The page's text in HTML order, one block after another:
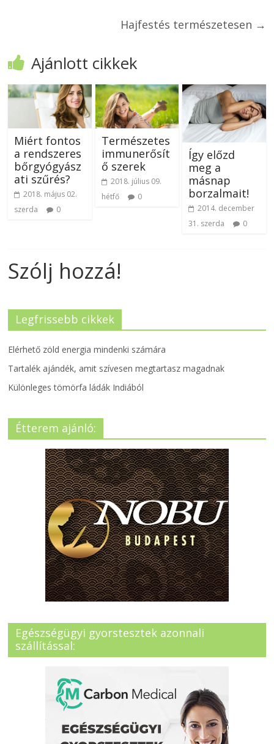
Hajfestés természetesen →
Ajánlott cikkek
Miért fontos
a rendszeres
bőrgyógyász
ati szűrés?
2018. május 02.
szerda
0
Természetes
immunerősít
ő szerek
2018. július 09.
hétfő
0
Így előzd
meg a
másnap
borzalmait!
2014. december
31. szerda
0
Szólj hozzá!
Legfrissebb cikkek
Elérhető zöld energia mindenki számára
Tartalék ajándék, amit szívesen megtartasz magadnak
Különleges tömörfa ládák Indiából
Étterem ajánló:
Egészségügyi gyorstesztek azonnali
szállítással: